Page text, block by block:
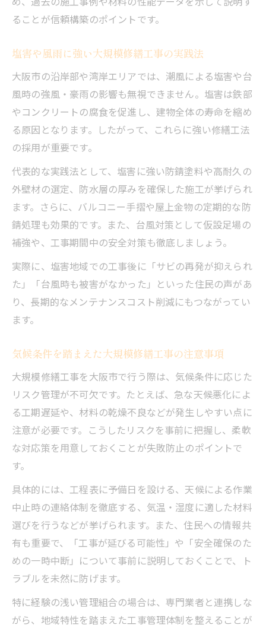
ることが信頼構築のポイントです。
塩害や風雨に強い大規模修繕工事の実践法
大阪市の沿岸部や湾岸エリアでは、潮風による塩害や台
風時の強風・豪雨の影響も無視できません。塩害は鉄部
やコンクリートの腐食を促進し、建物全体の寿命を縮め
る原因となります。したがって、これらに強い修繕工法
の採用が重要です。
代表的な実践法として、塩害に強い防錆塗料や高耐久の
外壁材の選定、防水層の厚みを確保した施工が挙げられ
ます。さらに、バルコニー手摺や屋上金物の定期的な防
錆処理も効果的です。また、台風対策として仮設足場の
補強や、工事期間中の安全対策も徹底しましょう。
実際に、塩害地域での工事後に「サビの再発が抑えられ
た」「台風時も被害がなかった」といった住民の声があ
り、長期的なメンテナンスコスト削減にもつながってい
ます。
気候条件を踏まえた大規模修繕工事の注意事項
大規模修繕工事を大阪市で行う際は、気候条件に応じた
リスク管理が不可欠です。たとえば、急な天候悪化によ
る工期遅延や、材料の乾燥不良などが発生しやすい点に
注意が必要です。こうしたリスクを事前に把握し、柔軟
な対応策を用意しておくことが失敗防止のポイントで
す。
具体的には、工程表に予備日を設ける、天候による作業
中止時の連絡体制を徹底する、気温・湿度に適した材料
選びを行うなどが挙げられます。また、住民への情報共
有も重要で、「工事が延びる可能性」や「安全確保のた
めの一時中断」について事前に説明しておくことで、ト
ラブルを未然に防げます。
特に経験の浅い管理組合の場合は、専門業者と連携しな
がら、地域特性を踏まえた工事管理体制を整えることが